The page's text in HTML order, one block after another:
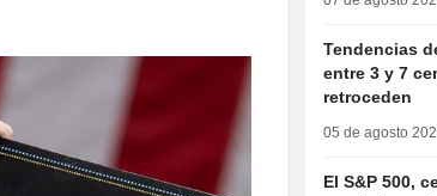
Tendencias
entre 3 y 7
retroceden
05 de agosto
El S&P 500,